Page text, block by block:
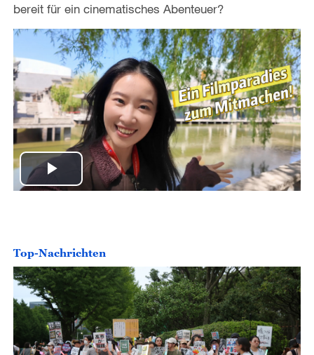
bereit für ein cinematisches Abenteuer?
P
a
y
V
i
Top-Nachrichten